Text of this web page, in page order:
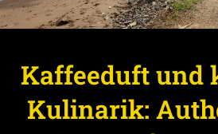
Kaffeeduft und
Kulinarik: